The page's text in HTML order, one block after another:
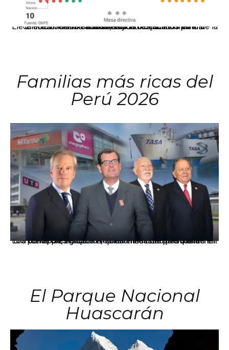
El JNE oficializó la distribución de escaños para la elección de 60 senadores y 130 diputados en las Elecciones Generales 2026, tras el restablecimiento de la Bicameralidad.
Familias más ricas del
Perú 2026
Los principales grupos empresariales del país mantienen una fuerte presencia en Áncash mediante inversiones en comercio, educación, salud e industria pesquera.
El Parque Nacional
Huascarán